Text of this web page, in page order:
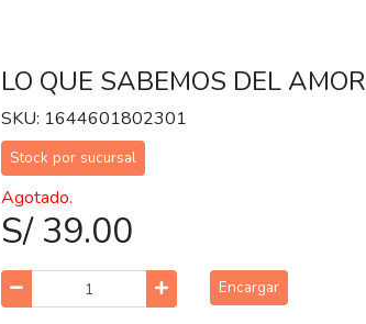
LO QUE SABEMOS DEL AMOR
SKU: 1644601802301
Stock por sucursal
Agotado.
S/ 39.00
Encargar